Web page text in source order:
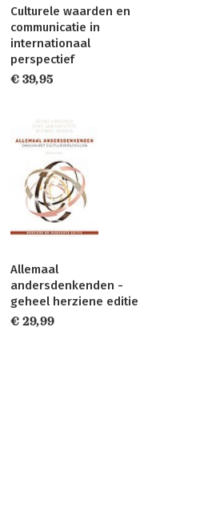
Culturele waarden en
communicatie in
internationaal
perspectief
€ 39,95
Allemaal
andersdenkenden -
geheel herziene editie
€ 29,99